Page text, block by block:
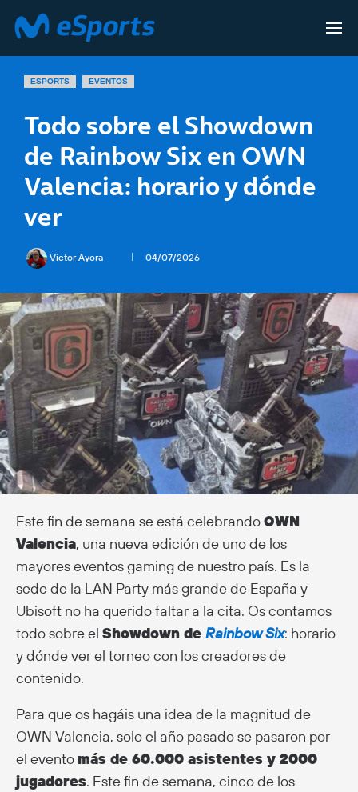
ESPORTS EVENTOS
Todo sobre el Showdown
de Rainbow Six en OWN
Valencia: horario y dónde
ver
Víctor Ayora 04/07/2026
Este fin de semana se está celebrandoOWN
Valencia, una nueva edición de uno de los
mayores eventos gaming de nuestro país. Es la
sede de la LAN Party más grande de España y
Ubisoft no ha querido faltar a la cita. Os contamos
todo sobre el Showdown de Rainbow Six: horario
y dónde ver el torneo con los creadores de
contenido.
Para que os hagáis una idea de la magnitud de
OWN Valencia, solo el año pasado se pasaron por
el eventomás de 60.000 asistentes y 2000
jugadores. Este fin de semana, cinco de los